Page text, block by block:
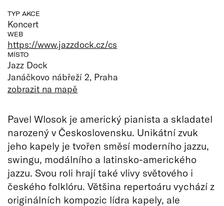
TYP AKCE
Koncert
WEB
https://www.jazzdock.cz/cs
MÍSTO
Jazz Dock
Janáčkovo nábřeží 2, Praha
zobrazit na mapě
Pavel Wlosok je americký pianista a skladatel
narozený v Československu. Unikátní zvuk
jeho kapely je tvořen směsí moderního jazzu,
swingu, modálního a latinsko-amerického
jazzu. Svou roli hrají také vlivy světového i
českého folklóru. Většina repertoáru vychází z
originálních kompozic lídra kapely, ale